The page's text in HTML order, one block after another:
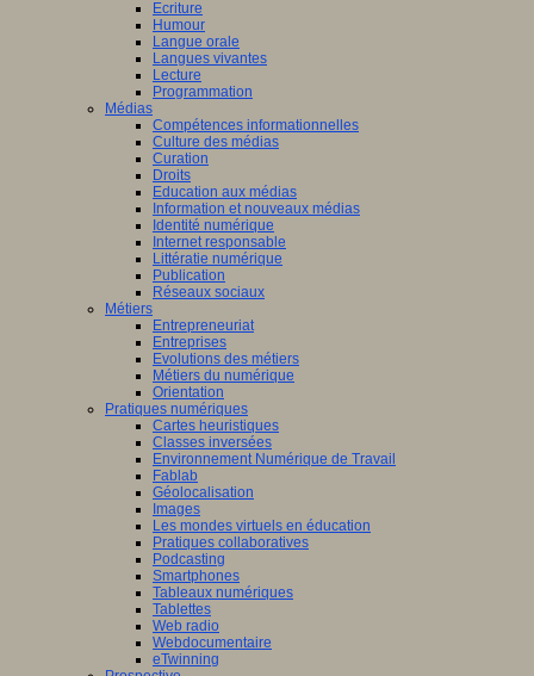
Ecriture
Humour
Langue orale
Langues vivantes
Lecture
Programmation
Médias
Compétences informationnelles
Culture des médias
Curation
Droits
Education aux médias
Information et nouveaux médias
Identité numérique
Internet responsable
Littératie numérique
Publication
Réseaux sociaux
Métiers
Entrepreneuriat
Entreprises
Evolutions des métiers
Métiers du numérique
Orientation
Pratiques numériques
Cartes heuristiques
Classes inversées
Environnement Numérique de Travail
Fablab
Géolocalisation
Images
Les mondes virtuels en éducation
Pratiques collaboratives
Podcasting
Smartphones
Tableaux numériques
Tablettes
Web radio
Webdocumentaire
eTwinning